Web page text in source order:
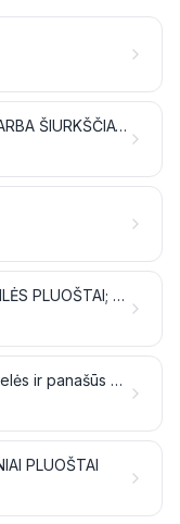
VILNA, ŠVELNIAVILNIŲ ARBA ŠIURKŠČIAVILNIŲ GYVŪNŲ PLAUKAI; AŠUTŲ VERPALAI IR AUDINIAI
KITI AUGALINIAI TEKSTILĖS PLUOŠTAI; POPIERINIAI VERPALAI IR POPIERINIŲ VERPALŲ AUDINIAI
CHEMINĖS GIJOS; juostelės ir panašūs dirbiniai iš cheminių tekstilės medžiagų
PLUOŠTAI